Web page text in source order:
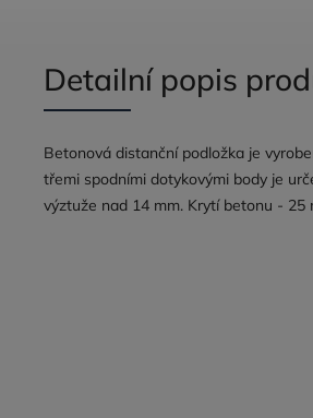
Detailní popis
Betonová distanční podložka je
třemi spodními dotykovými body je
výztuže nad 14 mm. Krytí betonu - 25